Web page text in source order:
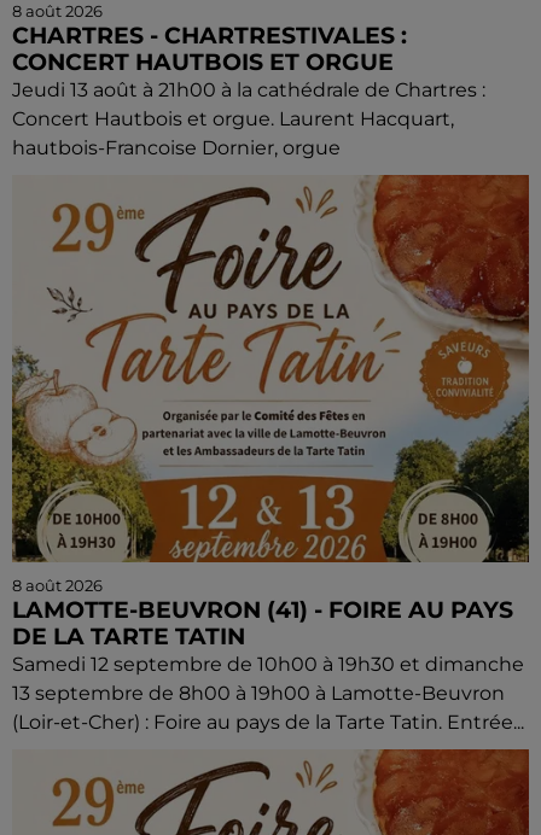
8 août 2026
CHARTRES - CHARTRESTIVALES :
CONCERT HAUTBOIS ET ORGUE
Jeudi 13 août à 21h00 à la cathédrale de Chartres :
Concert Hautbois et orgue. Laurent Hacquart,
hautbois-Francoise Dornier, orgue
8 août 2026
LAMOTTE-BEUVRON (41) - FOIRE AU PAYS
DE LA TARTE TATIN
Samedi 12 septembre de 10h00 à 19h30 et dimanche
13 septembre de 8h00 à 19h00 à Lamotte-Beuvron
(Loir-et-Cher) : Foire au pays de la Tarte Tatin. Entrée...